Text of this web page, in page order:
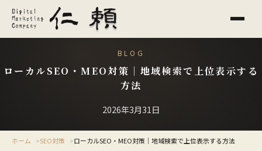
BLOG
ローカルSEO・MEO対策｜地域検索で上位表示する
方法
2026年3月31日
ホーム SEO対策 ローカルSEO・MEO対策｜地域検索で上位表示する方法